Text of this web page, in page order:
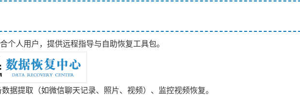
个人用户，提供远程指导与自助恢复工具包。
据提取（如微信聊天记录、照片、视频）、监控视频恢复。